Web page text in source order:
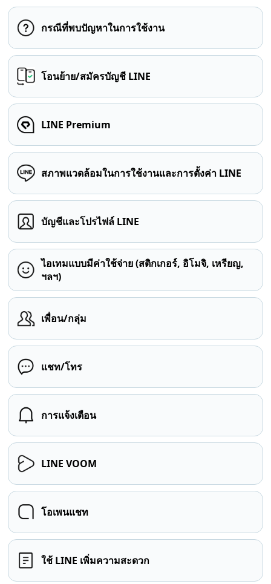
กรณีที่พบปัญหาในการใช้งาน
โอนย้าย/สมัครบัญชี LINE
LINE Premium
สภาพแวดล้อมในการใช้งานและการตั้งค่า LINE
บัญชีและโปรไฟล์ LINE
ไอเทมแบบมีค่าใช้จ่าย (สติกเกอร์, อิโมจิ, เหรียญ,
ฯลฯ)
เพื่อน/กลุ่ม
แชท/โทร
การแจ้งเตือน
LINE VOOM
โอเพนแชท
ใช้ LINE เพิ่มความสะดวก